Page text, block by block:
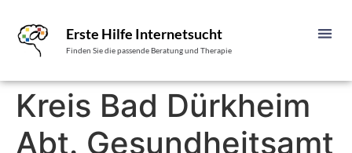
Erste Hilfe Internetsucht
Finden Sie die passende Beratung und Therapie
Kreis Bad Dürkheim
Abt. Gesundheitsamt